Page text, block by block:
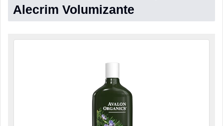
Alecrim Volumizante